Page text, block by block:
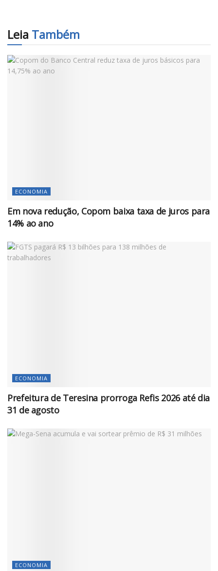
Leia Também
ECONOMIA
Em nova redução, Copom baixa taxa de juros para
14% ao ano
ECONOMIA
Prefeitura de Teresina prorroga Refis 2026 até dia
31 de agosto
ECONOMIA